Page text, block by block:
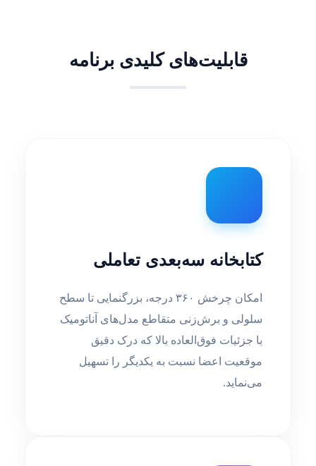
قابلیت‌های کلیدی برنامه
کتابخانه سه‌بعدی تعاملی
امکان چرخش ۳۶۰ درجه، بزرگنمایی تا سطح
سلولی و برش‌زنی متقاطع مدل‌های آناتومیک
با جزئیات فوق‌العاده بالا که درک دقیق
موقعیت اعضا نسبت به یکدیگر را تسهیل
می‌نماید.